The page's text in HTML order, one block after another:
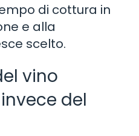
di cottura in
e alla
scelto.
vino
del